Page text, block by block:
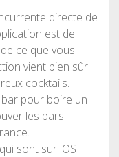
directe de
est de
ce que vous
vient bien sûr
cocktails.
pour boire un
les bars
sont sur iOS